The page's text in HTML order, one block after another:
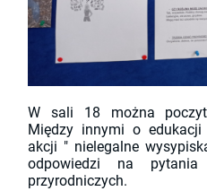
W sali 18 można
Między innymi o edukacji
akcji " nielegalne
odpowiedzi na
przyrodniczych.